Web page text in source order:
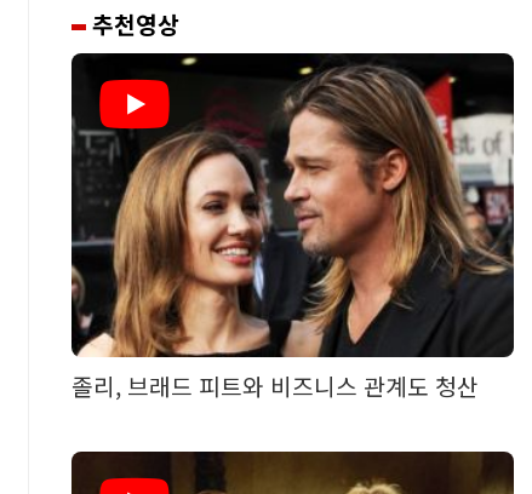
추천영상
졸리, 브래드 피트와 비즈니스 관계도 청산